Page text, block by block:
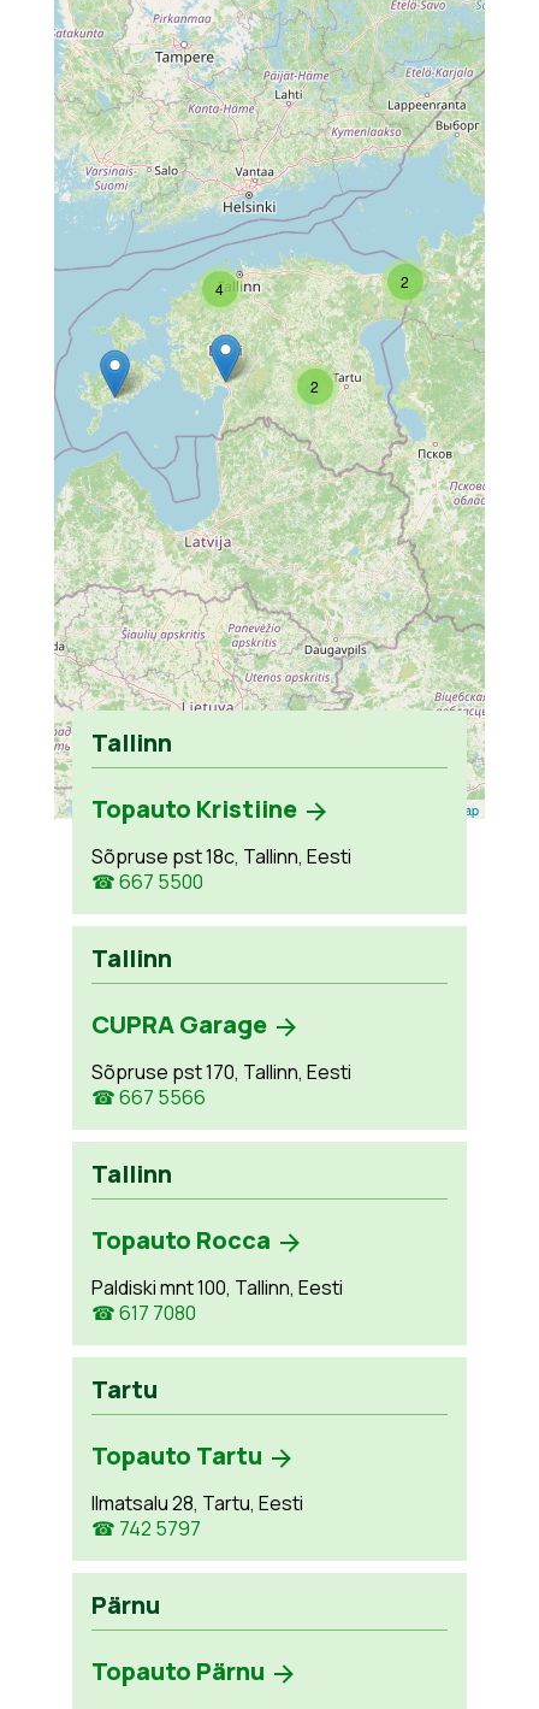
2
2
4
Leaflet OpenStreetMap
Tallinn
Topauto Kristiine
Sõpruse pst 18c, Tallinn, Eesti
☎ 667 5500
Tallinn
CUPRA Garage
Sõpruse pst 170, Tallinn, Eesti
☎ 667 5566
Tallinn
Topauto Rocca
Paldiski mnt 100, Tallinn, Eesti
☎ 617 7080
Tartu
Topauto Tartu
Ilmatsalu 28, Tartu, Eesti
☎ 742 5797
Pärnu
Topauto Pärnu